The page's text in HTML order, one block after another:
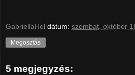
GabriellaHel dátum: szombat, október
Megosztás
5 megjegyzés: